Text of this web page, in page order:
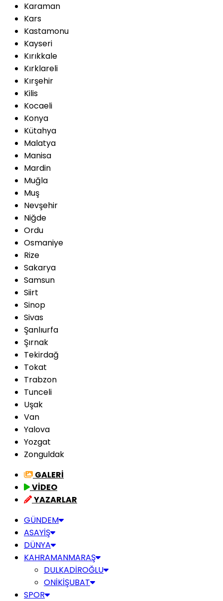
Karaman
Kars
Kastamonu
Kayseri
Kırıkkale
Kırklareli
Kırşehir
Kilis
Kocaeli
Konya
Kütahya
Malatya
Manisa
Mardin
Muğla
Muş
Nevşehir
Niğde
Ordu
Osmaniye
Rize
Sakarya
Samsun
Siirt
Sinop
Sivas
Şanlıurfa
Şırnak
Tekirdağ
Tokat
Trabzon
Tunceli
Uşak
Van
Yalova
Yozgat
Zonguldak
GALERİ
VİDEO
YAZARLAR
GÜNDEM
ASAYİŞ
DÜNYA
KAHRAMANMARAŞ
DULKADİROĞLU
ONİKİŞUBAT
SPOR